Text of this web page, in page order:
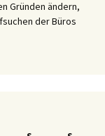
Gründen ändern,
der Büros